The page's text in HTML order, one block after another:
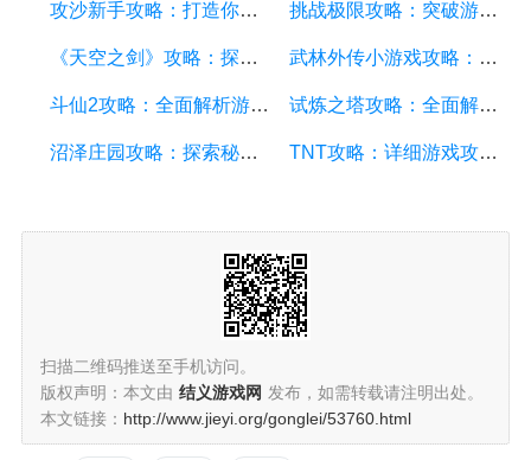
攻沙新手攻略：打造你的战争帝国，征服沙漠世界 挑战极限攻略：突破游戏难关的终极指南
《天空之剑》攻略：探索天空的冒险之旅 武林外传小游戏攻略：全面解析游戏技巧、角色选择和剧情推进
斗仙2攻略：全面解析游戏技巧、副本攻略、装备养成和战斗策略 试炼之塔攻略：全面解析游戏技巧与策略，帮你征服每一层塔
沼泽庄园攻略：探索秘密、击败怪物、解谜全指南 TNT攻略：详细游戏攻略方面的描述
扫描二维码推送至手机访问。
版权声明：本文由 结义游戏网 发布，如需转载请注明出处。
本文链接： http://www.jieyi.org/gonglei/53760.html